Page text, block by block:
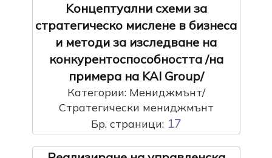
Kонцептуални схеми за
стратегическо мислене в бизнеса
и методи за изследване на
конкурентоспособността /на
примера на KAI Group/
Категории: Мениджмънт/
Стратегически мениджмънт
Бр. страници: 17